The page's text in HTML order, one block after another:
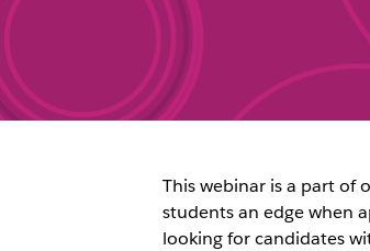
This webinar is a part of
students an edge when
looking for candidates